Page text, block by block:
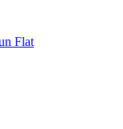
Flat